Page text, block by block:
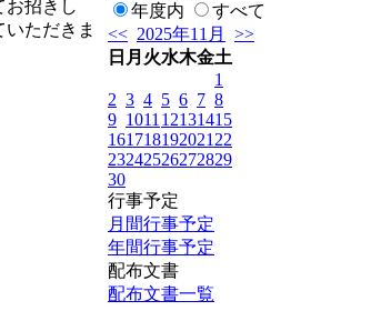
お招きし
ただきま
年度内
すべて
<< 2025年11月
>>
日 月 火水木金土
1
2 3 4 5 6 7 8
9 1011 12131415
161718192021 22
23242526272829
30
行事予定
月間行事予定
年間行事予定
配布文書
配布文書一覧